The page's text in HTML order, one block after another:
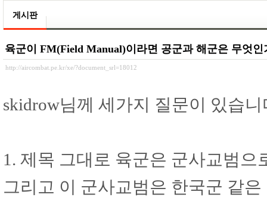
게시판
육군이 FM(Field Manual)이라면 공군과 해군은 무엇인
http://aircombat.pe.kr/xe/?document_srl=18012
skidrow님께 세가지 질문이 있습니
1. 제목 그대로 육군은 군사교범으
그리고 이 군사교범은 한국군 같